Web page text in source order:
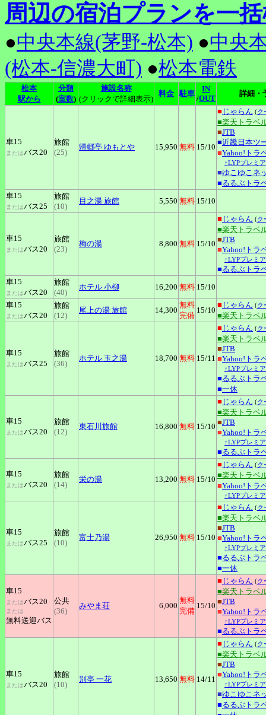
周辺の宿泊プランを一
●中央本線(茅野-松本) ●中央
(松本-信濃大町) ●松本電鉄
松本
駅から
分類
(室数)
施設名称
(クリックで詳細表示)
料金 駐車
IN
/OUT
詳細・
車15
またはバス20
旅館
(25)
帰郷亭 ゆもとや 15,950 無料 15/10
■ じゃらん (ク
■楽天トラベ
■JTB
■近畿日本ツ
■Yahoo!トラ
↑LYPプレミ
■ゆこゆこネ
■るるぶトラ
車15
またはバス25
旅館
(10)
目之湯 旅館 5,550 無料 15/10
車15
またはバス20
旅館
(23)
梅の湯 8,800 無料 15/10
■ じゃらん (ク
■楽天トラベ
■JTB
■Yahoo!トラ
↑LYPプレミ
■るるぶトラ
車15
またはバス20
旅館
(40)
ホテル 小柳 16,200 無料 15/10
車15
またはバス20
旅館
(12)
尾上の湯 旅館 14,300
無料
完備
15/10
■ じゃらん (ク
■楽天トラベ
車15
またはバス25
旅館
(36)
ホテル 玉之湯 18,700 無料 15/11
■ じゃらん (ク
■楽天トラベ
■JTB
■Yahoo!トラ
↑LYPプレミ
■るるぶトラ
■一休
車15
またはバス20
旅館
(12)
東石川旅館 16,800 無料 15/10
■ じゃらん (ク
■楽天トラベ
■JTB
■Yahoo!トラ
↑LYPプレミ
■るるぶトラ
車15
またはバス20
旅館
(14)
栄の湯 13,200 無料 15/10
■ じゃらん (ク
■楽天トラベ
■Yahoo!トラ
↑LYPプレミ
車15
またはバス25
旅館
(10)
富士乃湯 26,950 無料 15/10
■ じゃらん (ク
■楽天トラベ
■JTB
■Yahoo!トラ
↑LYPプレミ
■るるぶトラ
■一休
車15
またはバス20
または
無料送迎バス
公共
(36)
みやま荘 6,000
無料
完備
15/10
■ じゃらん (ク
■楽天トラベ
■JTB
■Yahoo!トラ
↑LYPプレミ
■るるぶトラ
車15
またはバス20
旅館
(10)
別亭 一花 13,650 無料 14/11
■ じゃらん (ク
■楽天トラベ
■JTB
■Yahoo!トラ
↑LYPプレミ
■ゆこゆこネ
■るるぶトラ